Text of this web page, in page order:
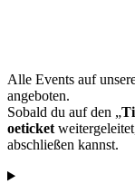
Alle Events auf
angeboten.
Sobald du auf den „
oeticket
abschließen kannst.